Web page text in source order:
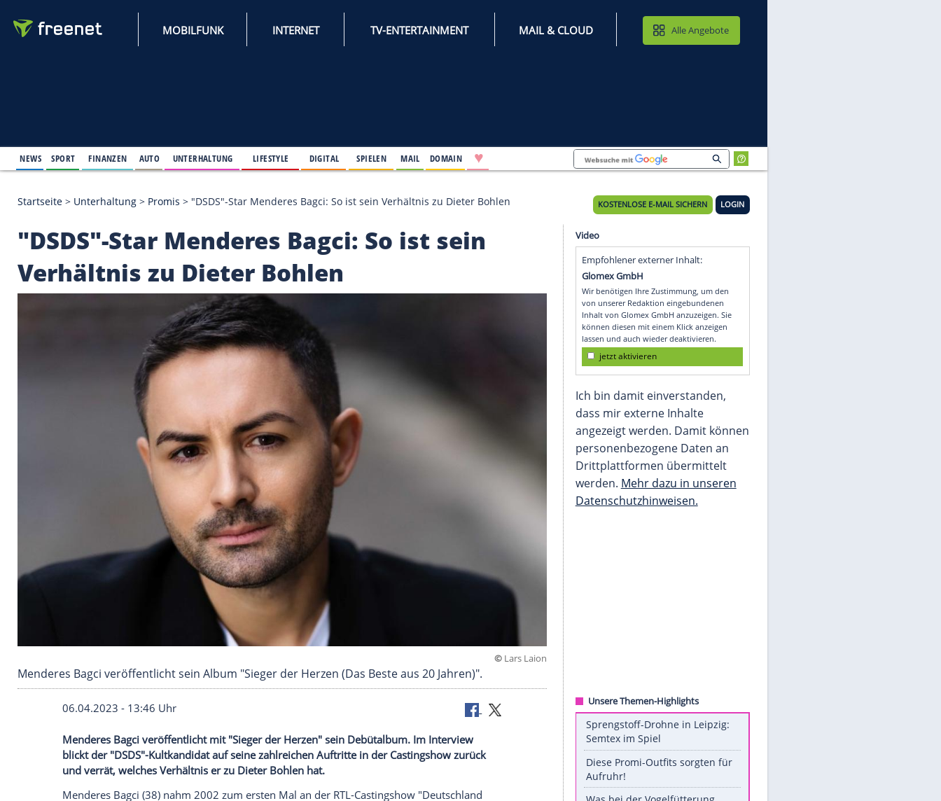
MOBILFUNK INTERNET TV-ENTERTAINMENT MAIL & CLOUD
KOSTENLOSE E-MAIL SICHERN
Startseite >Unterhaltung >Promis > "DSDS"-Star Menderes Bagci: So ist sein Verhältnis zu Dieter Bohlen
"DSDS"-Star Menderes Bagci: So ist sein
Verhältnis zu Dieter Bohlen
Lars Laion
Empfohlener externer Inhalt:
Glomex GmbH
Wir benötigen Ihre Zustimmung, um den
von unserer Redaktion eingebundenen
Inhalt von Glomex GmbH anzuzeigen. Sie
können diesen mit einem Klick anzeigen
jetzt aktivieren
Ich bin damit einverstanden,
dass mir externe Inhalte